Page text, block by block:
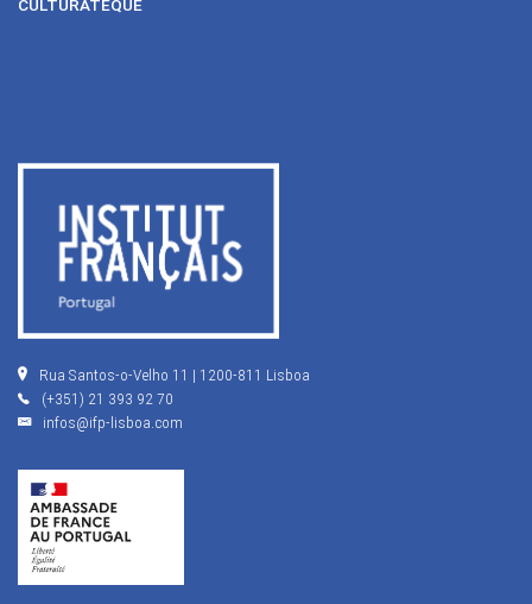
CULTURATEQUE
Rua Santos-o-Velho 11 | 1200-811 Lisboa
(+351) 21 393 92 70
infos@ifp-lisboa.com